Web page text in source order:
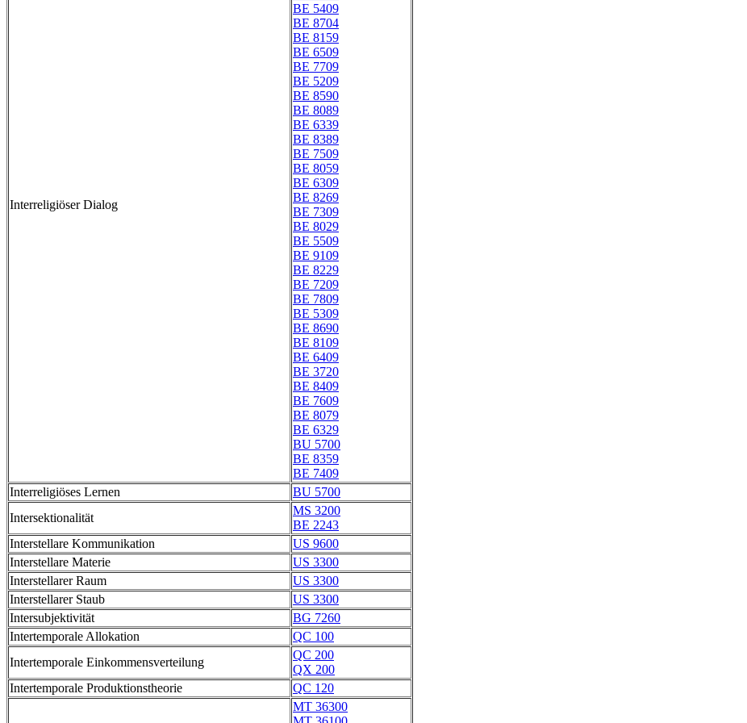
Interreligiöser Dialog
BE 5409
BE 8704
BE 8159
BE 6509
BE 7709
BE 5209
BE 8590
BE 8089
BE 6339
BE 8389
BE 7509
BE 8059
BE 6309
BE 8269
BE 7309
BE 8029
BE 5509
BE 9109
BE 8229
BE 7209
BE 7809
BE 5309
BE 8690
BE 8109
BE 6409
BE 3720
BE 8409
BE 7609
BE 8079
BE 6329
BU 5700
BE 8359
BE 7409
Interreligiöses Lernen
BU 5700
Intersektionalität
MS 3200
BE 2243
Interstellare Kommunikation
US 9600
Interstellare Materie
US 3300
Interstellarer Raum
US 3300
Interstellarer Staub
US 3300
Intersubjektivität
BG 7260
Intertemporale Allokation
QC 100
Intertemporale Einkommensverteilung
QC 200
QX 200
Intertemporale Produktionstheorie
QC 120
MT 36300